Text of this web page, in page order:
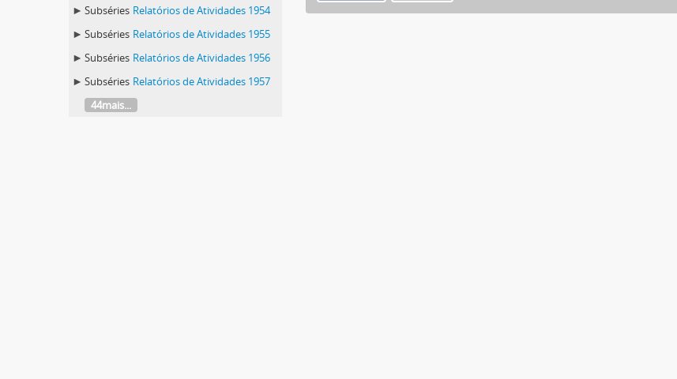
Subséries Relatórios de Atividades 1954
Subséries Relatórios de Atividades 1955
Subséries Relatórios de Atividades 1956
Subséries Relatórios de Atividades 1957
44mais...